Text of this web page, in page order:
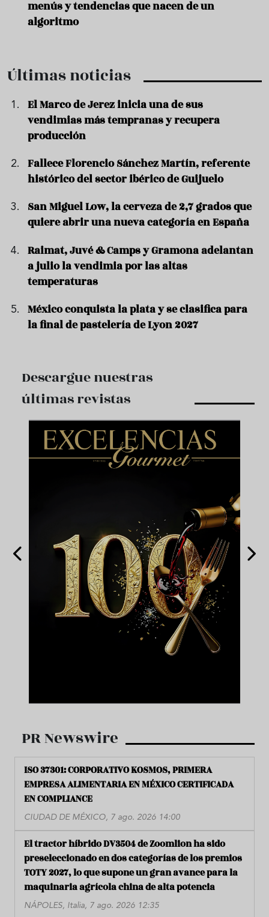
menús y tendencias que nacen de un
algoritmo
Últimas noticias
El Marco de Jerez inicia una de sus
vendimias más tempranas y recupera
producción
Fallece Florencio Sánchez Martín, referente
histórico del sector ibérico de Guijuelo
San Miguel Low, la cerveza de 2,7 grados que
quiere abrir una nueva categoría en España
Raimat, Juvé & Camps y Gramona adelantan
a julio la vendimia por las altas
temperaturas
México conquista la plata y se clasifica para
la final de pastelería de Lyon 2027
Descargue nuestras
últimas revistas
PR Newswire
ISO 37301: CORPORATIVO KOSMOS, PRIMERA
EMPRESA ALIMENTARIA EN MÉXICO CERTIFICADA
EN COMPLIANCE
CIUDAD DE MÉXICO, 7 ago. 2026 14:00
El tractor híbrido DV3504 de Zoomlion ha sido
preseleccionado en dos categorías de los premios
TOTY 2027, lo que supone un gran avance para la
maquinaria agrícola china de alta potencia
NÁPOLES, Italia, 7 ago. 2026 12:35